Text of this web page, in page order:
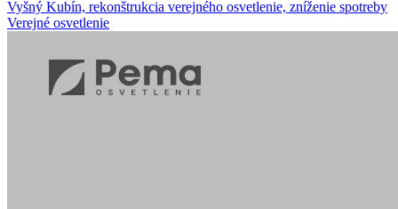
Vyšný Kubín, rekonštrukcia verejného osvetlenie, zníženie spotreby
Verejné osvetlenie